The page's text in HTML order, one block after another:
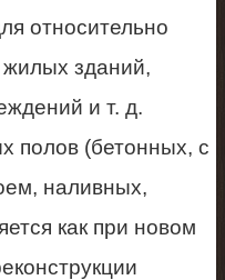
относительно
зданий,
и т. д.
полов (бетонных, с
наливных,
как при новом